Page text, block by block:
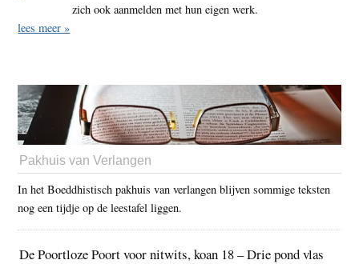
zich ook aanmelden met hun eigen werk.
lees meer »
Pakhuis van Verlangen
In het Boeddhistisch pakhuis van verlangen blijven sommige teksten
nog een tijdje op de leestafel liggen.
De Poortloze Poort voor nitwits, koan 18 – Drie pond vlas